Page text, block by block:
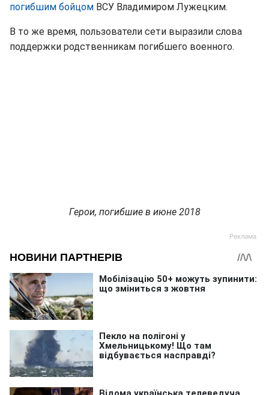
погибшим бойцом ВСУ Владимиром Лужецким.
В то же время, пользователи сети выразили слова
поддержки родственникам погибшего военного.
Герои, погибшие в июне 2018